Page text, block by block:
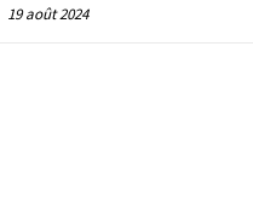
19 août 2024